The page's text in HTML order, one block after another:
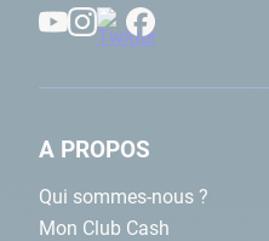
A PROPOS
Qui sommes-nous ?
Mon Club Cash